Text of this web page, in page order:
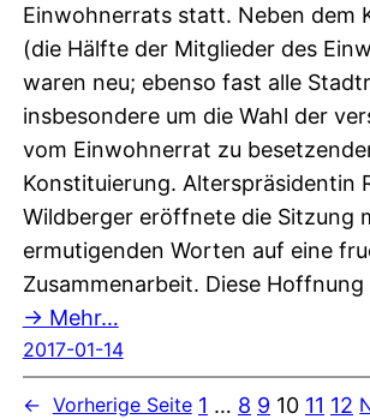
Einwohnerrats statt. Neben dem
(die Hälfte der Mitglieder des
waren neu; ebenso fast alle
insbesondere um die Wahl der
vom Einwohnerrat zu
Konstituierung. Alterspräsidentin
Wildberger eröffnete die Sitzung
ermutigenden Worten auf eine
Zusammenarbeit. Diese
→ Mehr…
2017-01-14
← Vorherige Seite 1 … 8 9 10 11 12